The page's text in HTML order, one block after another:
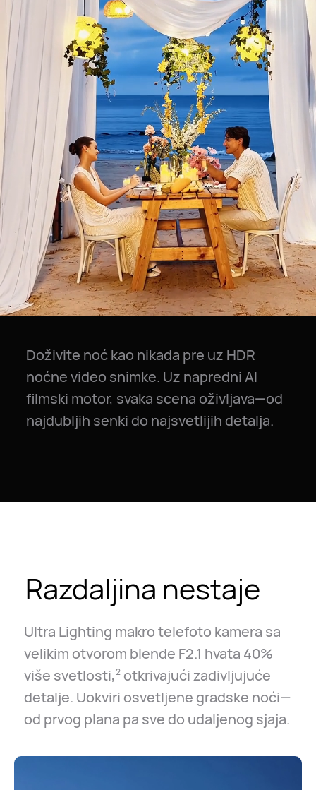
Doživite noć kao nikada pre uz HDR
noćne video snimke. Uz napredni AI
filmski motor, svaka scena oživljava—od
najdubljih senki do najsvetlijih detalja.
Razdaljina nestaje
Ultra Lighting makro telefoto kamera sa
velikim otvorom blende F2.1 hvata 40%
više svetlosti,2otkrivajući zadivljujuće
detalje. Uokviri osvetljene gradske noći—
od prvog plana pa sve do udaljenog sjaja.